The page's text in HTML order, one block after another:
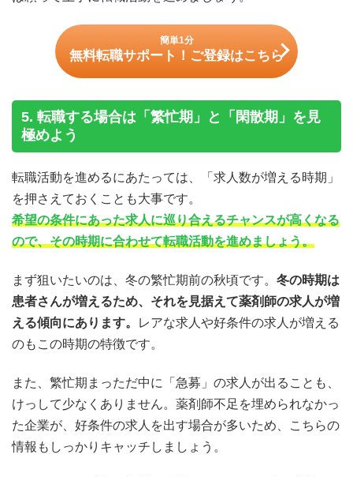
簡単1分
無料転職サポート！ご登録はこちら
5. 転職する場合は「繁忙期」と「閑散期」を見
極めよう
転職活動を進めるにあたっては、「求人数が増える時期」
を押さえておくことも大事です。
希望の条件にあった求人に巡り合えるチャンスが高くなる
ので、その時期に合わせて転職活動を進めましょう。
まず狙いたいのは、冬の繁忙期前の秋頃です。 冬の時期は
患者さんが増えるため、それを見据えて薬剤師の求人が増
える傾向にあります。
レアな求人や好条件の求人が増える
のもこの時期の特徴です。
また、繁忙期まっただ中に「急募」の求人が出ることも、
けっして少なくありません。薬剤師不足を埋められなかっ
た企業が、好条件の求人を出す場合が多いため、こちらの
情報もしっかりキャッチしましょう。